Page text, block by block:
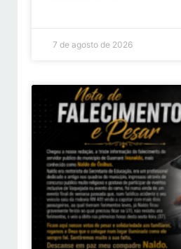
7 de agosto de 2026